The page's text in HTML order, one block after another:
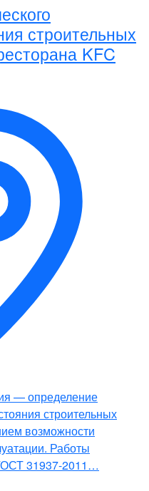
строительных
KFC
— определение
строительных
возможности
Работы
31937-2011…